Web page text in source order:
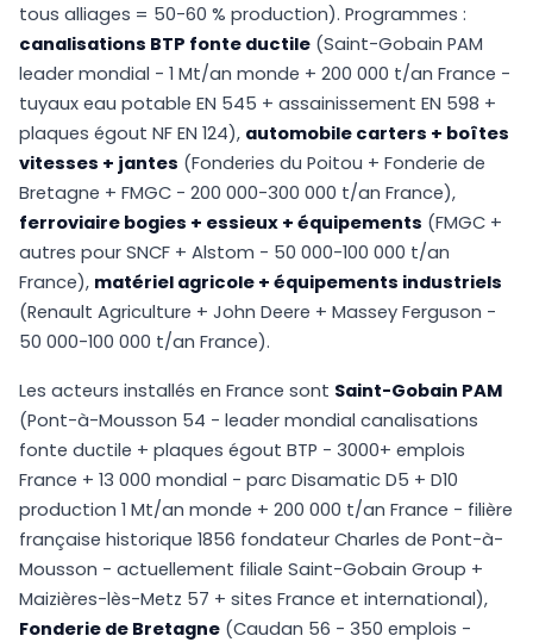
tous alliages = 50-60 % production). Programmes :
canalisations BTP fonte ductile (Saint-Gobain PAM
leader mondial - 1 Mt/an monde + 200 000 t/an France -
tuyaux eau potable EN 545 + assainissement EN 598 +
plaques égout NF EN 124), automobile carters + boîtes
vitesses + jantes (Fonderies du Poitou + Fonderie de
Bretagne + FMGC - 200 000-300 000 t/an France),
ferroviaire bogies + essieux + équipements (FMGC +
autres pour SNCF + Alstom - 50 000-100 000 t/an
France), matériel agricole + équipements industriels
(Renault Agriculture + John Deere + Massey Ferguson -
50 000-100 000 t/an France).
Les acteurs installés en France sont Saint-Gobain PAM
(Pont-à-Mousson 54 - leader mondial canalisations
fonte ductile + plaques égout BTP - 3000+ emplois
France + 13 000 mondial - parc Disamatic D5 + D10
production 1 Mt/an monde + 200 000 t/an France - filière
française historique 1856 fondateur Charles de Pont-à-
Mousson - actuellement filiale Saint-Gobain Group +
Maizières-lès-Metz 57 + sites France et international),
Fonderie de Bretagne (Caudan 56 - 350 emplois -